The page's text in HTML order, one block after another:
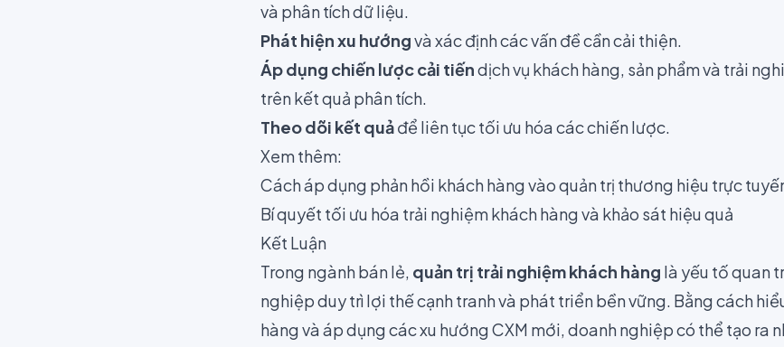
và phân tích dữ liệu.
Phát hiện xu hướngvà xác định các vấn đề cần cải thiện.
Áp dụng chiến lược cải tiếndịch vụ khách hàng, sản phẩm và trải
trên kết quả phân tích.
Theo dõi kết quảđể liên tục tối ưu hóa các chiến lược.
Xem thêm:
Cách áp dụng phản hồi khách hàng vào quản trị thương hiệu trực
Bí quyết tối ưu hóa trải nghiệm khách hàng và khảo sát hiệu quả
Kết Luận
Trong ngành bán lẻ, quản trị trải nghiệm khách hàng là yếu tố quan
nghiệp duy trì lợi thế cạnh tranh và phát triển bền vững. Bằng cách
hàng và áp dụng các xu hướng CXM mới, doanh nghiệp có thể tạo ra